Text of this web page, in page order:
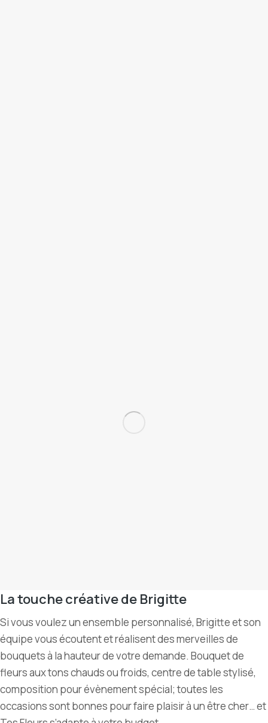
La touche créative de Brigitte
Si vous voulez un ensemble personnalisé, Brigitte et son
équipe vous écoutent et réalisent des merveilles de
bouquets à la hauteur de votre demande. Bouquet de
fleurs aux tons chauds ou froids, centre de table stylisé,
composition pour évènement spécial; toutes les
occasions sont bonnes pour faire plaisir à un être cher… et